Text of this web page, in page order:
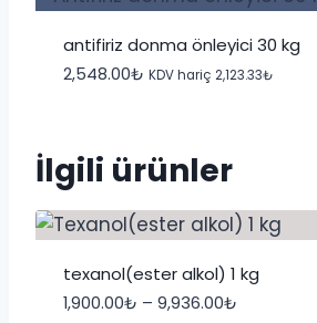
antifiriz donma önleyici 30 kg
2,548.00₺ KDV hariç 2,123.33₺
İlgili ürünler
texanol(ester alkol) 1 kg
1,900.00₺ – 9,936.00₺Fiyat